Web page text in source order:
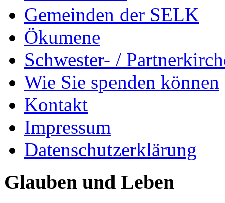
Gemeinden der SELK
Ökumene
Schwester- /
Wie Sie spenden können
Kontakt
Impressum
Datenschutzerklärung
Glauben und Leben